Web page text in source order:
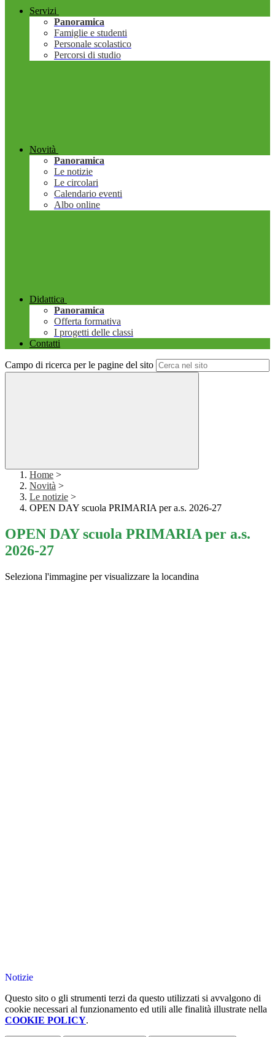
Servizi
Panoramica
Famiglie e studenti
Personale scolastico
Percorsi di studio
Novità
Panoramica
Le notizie
Le circolari
Calendario eventi
Albo online
Didattica
Panoramica
Offerta formativa
I progetti delle classi
Contatti
Campo di ricerca per le pagine del sito
Home >
Novità >
Le notizie >
OPEN DAY scuola PRIMARIA per a.s. 2026-27
OPEN DAY scuola PRIMARIA per a.s.
2026-27
Seleziona l'immagine per visualizzare la locandina
Notizie
Questo sito o gli strumenti terzi da questo utilizzati si avvalgono di
cookie necessari al funzionamento ed utili alle finalità illustrate nella
COOKIE POLICY.